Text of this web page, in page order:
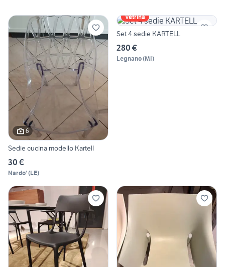
6
Sedie cucina modello Kartell
30 €
Nardo' (LE)
Vetrina
Set 4 sedie KARTELL
280 €
Legnano(MI)